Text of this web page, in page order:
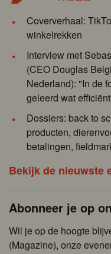
Coververhaal:
winkelrekken
Interview met
(CEO Douglas
Nederland): "In de
geleerd wat
Dossiers: back to
producten,
betalingen,
Bekijk de nieuwste
Abonneer je op
Wil je op de hoogte
(Magazine), onze